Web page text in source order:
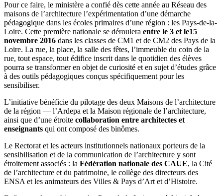
Pour ce faire, le ministère a confié dès cette année au Réseau des
maisons de l’architecture l’expérimentation d’une démarche
pédagogique dans les écoles primaires d’une région : les Pays-de-la-
Loire. Cette première nationale se déroulera entre le 3 et le15
novembre 2016 dans les classes de CM1 et de CM2 des Pays de la
Loire. La rue, la place, la salle des fêtes, l’immeuble du coin de la
rue, tout espace, tout édifice inscrit dans le quotidien des élèves
pourra se transformer en objet de curiosité et en sujet d’études grâce
à des outils pédagogiques conçus spécifiquement pour les
sensibiliser.
L’initiative bénéficie du pilotage des deux Maisons de l’architecture
de la région — l’Ardepa et la Maison régionale de l’architecture,
ainsi que d’une étroite collaboration entre architectes et
enseignants qui ont composé des binômes.
Le Rectorat et les acteurs institutionnels nationaux porteurs de la
sensibilisation et de la communication de l’architecture y sont
étroitement associés : la Fédération nationale des CAUE, la Cité
de l’architecture et du patrimoine, le collège des directeurs des
ENSA et les animateurs des Villes & Pays d’Art et d’Histoire.